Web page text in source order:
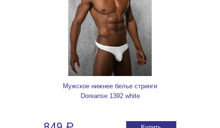
Мужское нижнее белье стринги
Doreanse 1392 white